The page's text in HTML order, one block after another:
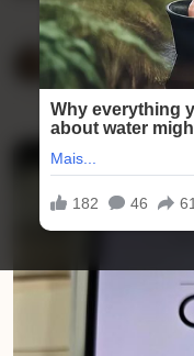
Mariana Souza
30/11/2025